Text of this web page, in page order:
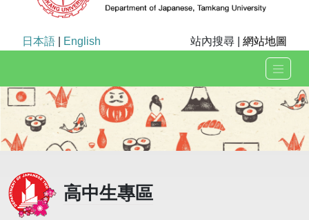
日本語 English 站內搜尋 | 網站地圖
高中生專區